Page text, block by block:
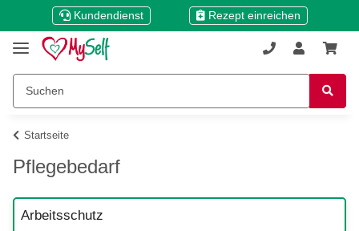
Kundendienst Rezept einreichen
Startseite
Pflegebedarf
Arbeitsschutz